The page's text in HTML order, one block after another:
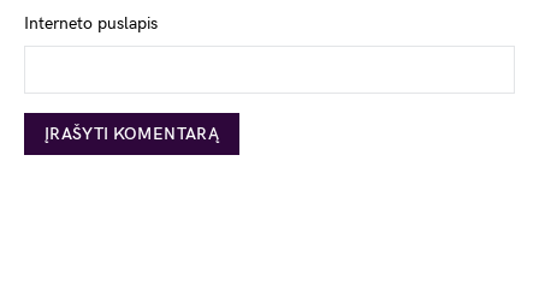
Interneto puslapis